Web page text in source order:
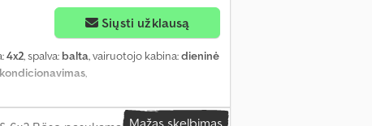
Siųsti užklausą
4x2, spalva: balta, vairuotojo kabina:dieninė
Mažas skelbimas